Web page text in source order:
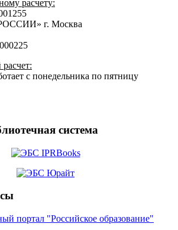
расчету:
г. Москва
с понедельника по пятницу
система